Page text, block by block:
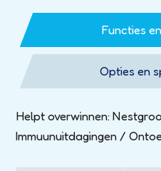
Functies
Opties en
Helpt overwinnen:
Immuunuitdagingen /